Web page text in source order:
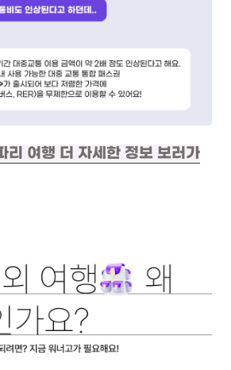
리 여행 더 자세한 정보 보러가